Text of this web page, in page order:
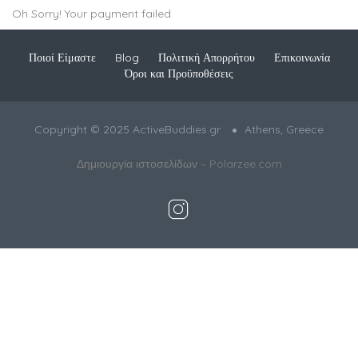
Oh Sorry! Your payment failed
Ποιοί Είμαστε Blog Πολιτική Απορρήτου
Επικοινωνία
Όροι και Προϋποθέσεις
Copyright © 2025 ActiveBuddies.gr Athens, Greece
Δημιουργία ιστοσελίδων – Polarzee.com